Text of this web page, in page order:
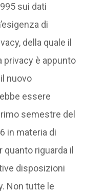
sui dati
di
della quale il
privacy è appunto
nuovo
essere
semestre del
in materia di
riguarda il
disposizioni
Non tutte le